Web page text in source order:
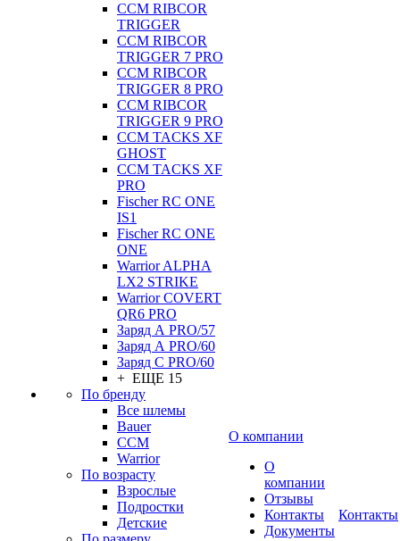
CCM RIBCOR
TRIGGER
CCM RIBCOR
TRIGGER 7 PRO
CCM RIBCOR
TRIGGER 8 PRO
CCM RIBCOR
TRIGGER 9 PRO
CCM TACKS XF
GHOST
CCM TACKS XF
PRO
Fischer RC ONE
IS1
Fischer RC ONE
ONE
Warrior ALPHA
LX2 STRIKE
Warrior COVERT
QR6 PRO
Заряд А PRO/57
Заряд А PRO/60
Заряд С PRO/60
+ ЕЩЕ 15
По бренду
Все шлемы
Bauer
CCM
Warrior
По возрасту
Взрослые
Подростки
Детские
О компании
О
компании
Отзывы
Контакты
Документы
Контакты